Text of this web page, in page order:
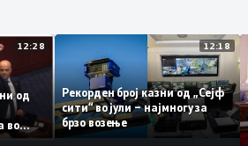
12:28
од
во
12:18
Рекорден број казни од „Сејф
сити“ во јули – најмногу за
брзо возење